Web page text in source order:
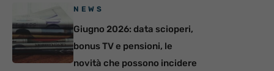
NEWS
Giugno 2026: data scioperi,
bonus TV e pensioni, le
novità che possono incidere